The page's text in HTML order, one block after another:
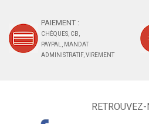
PAIEMENT :
CHÈQUES, CB,
PAYPAL, MANDAT
ADMINISTRATIF, VIREMENT
RETROUVEZ-